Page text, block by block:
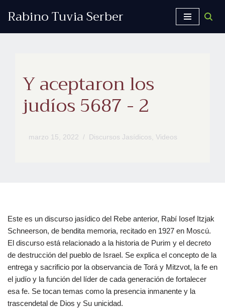
Rabino Tuvia Serber
Y aceptaron los
judíos 5687 - 2
marzo 15, 2022 Discursos Jasídicos, Videos
Este es un discurso jasídico del Rebe anterior, Rabí Iosef Itzjak
Schneerson, de bendita memoria, recitado en 1927 en Moscú.
El discurso está relacionado a la historia de Purim y el decreto
de destrucción del pueblo de Israel. Se explica el concepto de la
entrega y sacrificio por la observancia de Torá y Mitzvot, la fe en
el judío y la función del líder de cada generación de fortalecer
esa fe. Se tocan temas como la presencia inmanente y la
trascendetal de Dios y Su unicidad.